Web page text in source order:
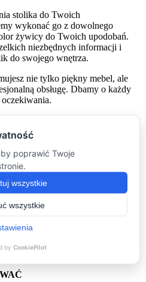
stolika do Twoich
wykonać go z dowolnego
żywicy do Twoich upodobań.
niezbędnych informacji i
do swojego wnętrza.
nie tylko piękny mebel, ale
obsługę. Dbamy o każdy
oczekiwania.
Lizbona? Zapraszamy do
usług. Razem stworzymy idealny
Twojego domu i
lat.
kawowe.
na nasz profil naFacebooku.
uzależniony od jego gabarytów.